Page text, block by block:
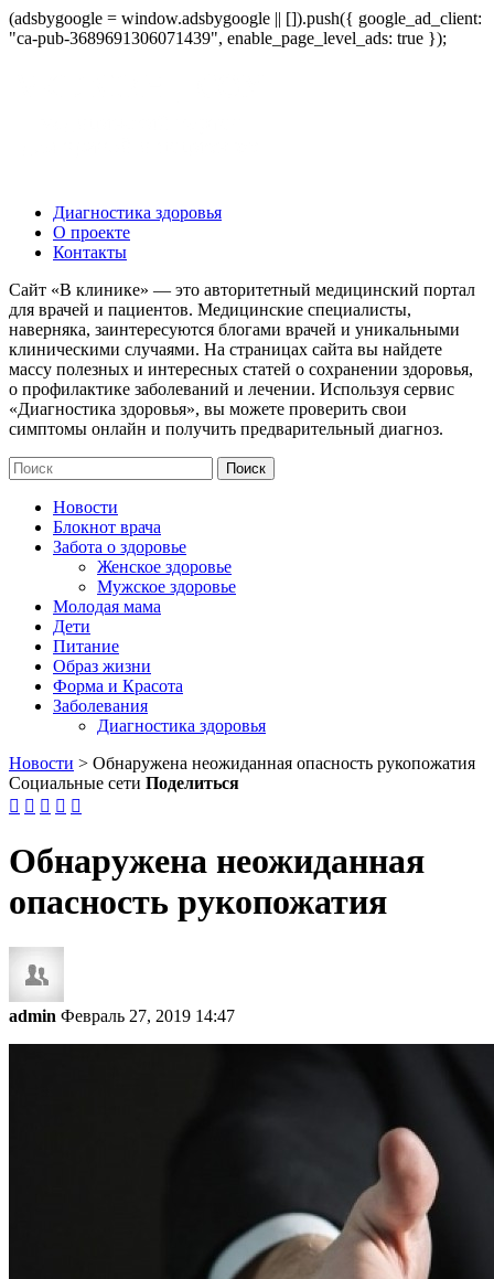
(adsbygoogle = window.adsbygoogle || []).push({ google_ad_client:
"ca-pub-3689691306071439", enable_page_level_ads: true });
Диагностика здоровья
О проекте
Контакты
Сайт «В клинике» — это авторитетный медицинский портал
для врачей и пациентов. Медицинские специалисты,
наверняка, заинтересуются блогами врачей и уникальными
клиническими случаями. На страницах сайта вы найдете
массу полезных и интересных статей о сохранении здоровья,
о профилактике заболеваний и лечении. Используя сервис
«Диагностика здоровья», вы можете проверить свои
симптомы онлайн и получить предварительный диагноз.
Новости
Блокнот врача
Забота о здоровье
Женское здоровье
Мужское здоровье
Молодая мама
Дети
Питание
Образ жизни
Форма и Красота
Заболевания
Диагностика здоровья
Новости > Обнаружена неожиданная опасность рукопожатия
Социальные сети Поделиться
    
Обнаружена неожиданная
опасность рукопожатия
admin Февраль 27, 2019 14:47